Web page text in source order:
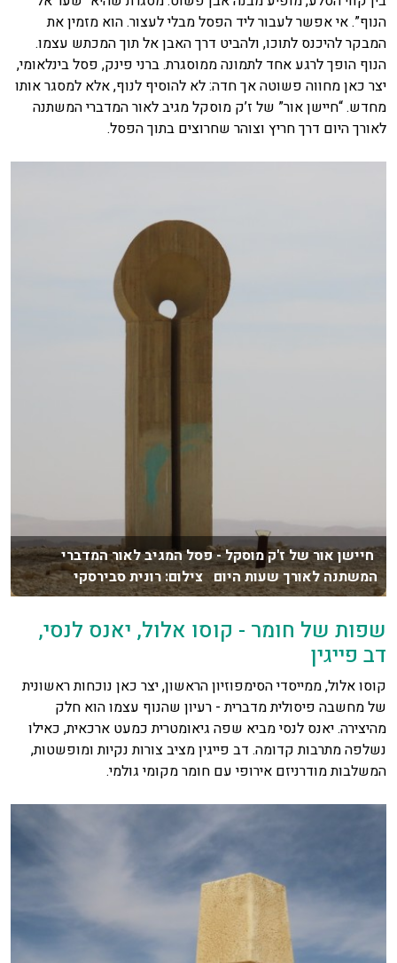
הנוף”. אי אפשר לעבור ליד הפסל מבלי לעצור. הוא מזמין את
המבקר להיכנס לתוכו, ולהביט דרך האבן אל תוך המכתש עצמו.
הנוף הופך לרגע אחד לתמונה ממוסגרת. ברני פינק, פסל בינלאומי,
יצר כאן מחווה פשוטה אך חדה: לא להוסיף לנוף, אלא למסגר אותו
מחדש. “חיישן אור” של ז’ק מוסקל מגיב לאור המדברי המשתנה
לאורך היום דרך חריץ וצוהר שחרוצים בתוך הפסל.
חיישן אור של ז'ק מוסקל - פסל המגיב לאור המדברי
המשתנה לאורך שעות היום צילום: רונית סבירסקי
שפות של חומר - קוסו אלול, יאנס לנסי,
דב פייגין
קוסו אלול, ממייסדי הסימפוזיון הראשון, יצר כאן נוכחות ראשונית
של מחשבה פיסולית מדברית - רעיון שהנוף עצמו הוא חלק
מהיצירה. יאנס לנסי מביא שפה גיאומטרית כמעט ארכאית, כאילו
נשלפה מתרבות קדומה. דב פייגין מציב צורות נקיות ומופשטות,
המשלבות מודרניזם אירופי עם חומר מקומי גולמי.